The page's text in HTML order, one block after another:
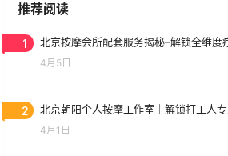
推荐阅读
1 北京按摩会所配套服务揭秘–解锁全维度
4月5日
2 北京朝阳个人按摩工作室｜解锁打工人
4月1日